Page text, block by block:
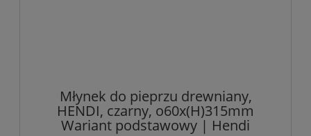
Młynek do pieprzu drewniany,
HENDI, czarny, o60x(H)315mm
Wariant podstawowy | Hendi